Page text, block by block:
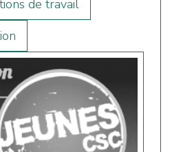
de travail